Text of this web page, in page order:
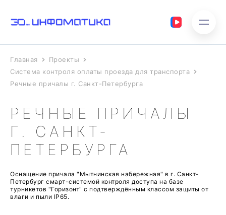
Главная
Проекты
Система контроля оплаты проезда для транспорта
Речные причалы г. Санкт-Петербурга
РЕЧНЫЕ ПРИЧАЛЫ
Г. САНКТ-
ПЕТЕРБУРГА
Оснащение причала "Мытнинская набережная" в г. Санкт-
Петербург смарт-системой контроля доступа на базе
турникетов "Горизонт" с подтверждённым классом защиты от
влаги и пыли IP65.